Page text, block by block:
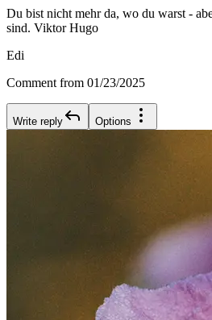
Du bist nicht mehr da, wo du warst -
sind. Viktor Hugo
Edi
Comment from 01/23/2025
Write reply Options